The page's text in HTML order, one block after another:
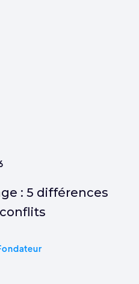
: 5 différences